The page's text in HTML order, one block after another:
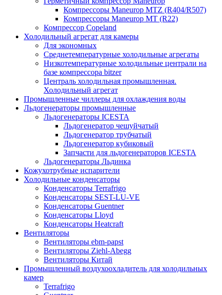
Компрессоры Maneurop MTZ (R404/R507)
Компрессоры Maneurop MT (R22)
Компрессор Copeland
Холодильный агрегат для камеры
Для экономных
Среднетемпературные холодильные агрегаты
Низкотемпературные холодильные централи на
базе компрессора bitzer
Централь холодильная промышленная.
Холодильный агрегат
Промышленные чиллеры для охлаждения воды
Льдогенераторы промышленные
Льдогенераторы ICESTA
Льдогенератор чешуйчатый
Льдогенератор трубчатый
Льдогенератор кубиковый
Запчасти для льдогенераторов ICESTA
Льдогенераторы Льдинка
Кожухотрубные испарители
Холодильные конденсаторы
Конденсаторы Terrafrigo
Конденсаторы SEST-LU-VE
Конденсаторы Guentner
Конденсаторы Lloyd
Конденсаторы Heatcraft
Вентиляторы
Вентиляторы ebm-papst
Вентиляторы Ziehl-Abegg
Вентиляторы Китай
Промышленный воздухоохладитель для холодильных
камер
Terrafrigo